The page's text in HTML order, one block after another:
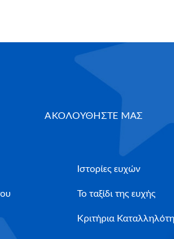
ΑΚΟΛΟΥΘΗΣΤΕ ΜΑΣ
Ιστορίες ευχών
Το ταξίδι της ευχής
Κριτήρια